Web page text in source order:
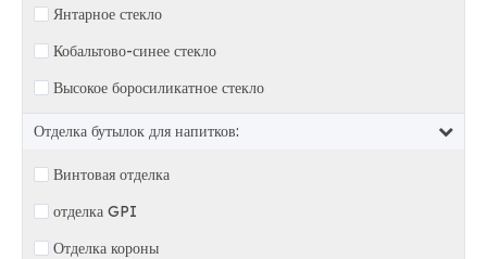
Янтарное стекло
Кобальтово-синее стекло
Высокое боросиликатное стекло
Отделка бутылок для напитков:
Винтовая отделка
отделка GPI
Отделка короны